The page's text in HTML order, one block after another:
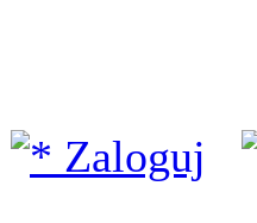
Zaloguj